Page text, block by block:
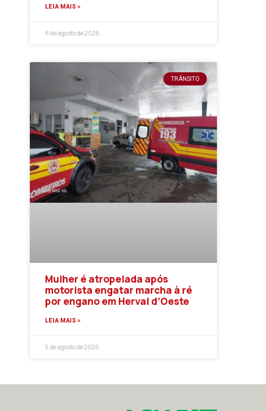
LEIA MAIS »
6 de agosto de 2026
TRÂNSITO
Mulher é atropelada após
motorista engatar marcha à ré
por engano em Herval d’Oeste
LEIA MAIS »
5 de agosto de 2026